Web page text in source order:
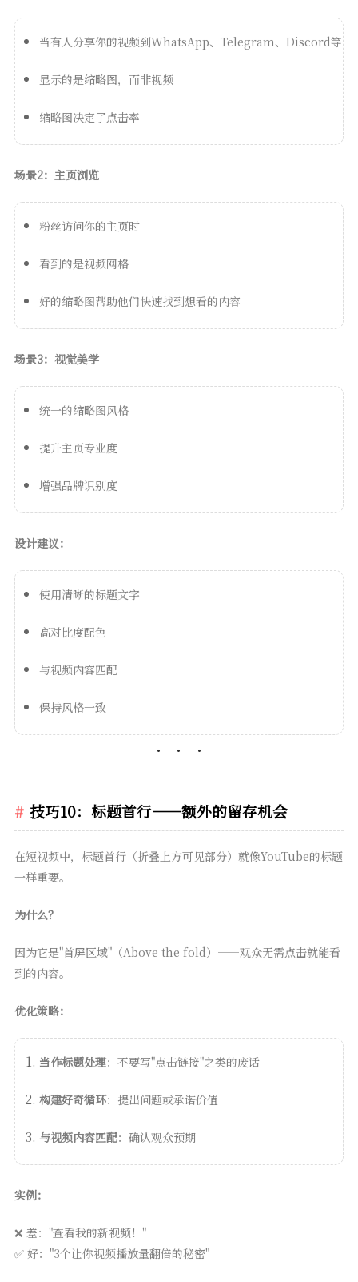
当有人分享你的视频到WhatsApp、Telegram、Discord等
显示的是缩略图，而非视频
缩略图决定了点击率
场景2：主页浏览
粉丝访问你的主页时
看到的是视频网格
好的缩略图帮助他们快速找到想看的内容
场景3：视觉美学
统一的缩略图风格
提升主页专业度
增强品牌识别度
设计建议：
使用清晰的标题文字
高对比度配色
与视频内容匹配
保持风格一致
技巧10：标题首行——额外的留存机会
在短视频中，标题首行（折叠上方可见部分）就像YouTube的标题
一样重要。
为什么？
因为它是"首屏区域"（Above the fold）——观众无需点击就能看
到的内容。
优化策略：
当作标题处理：不要写"点击链接"之类的废话
构建好奇循环：提出问题或承诺价值
与视频内容匹配：确认观众预期
实例：
❌ 差："查看我的新视频！"
✅ 好："3个让你视频播放量翻倍的秘密"